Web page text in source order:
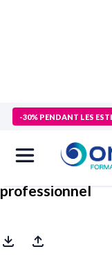
-30% PENDANT LES
> Formations>
Audition, maîtriser l'audio
Adobe Audition,
professionnel